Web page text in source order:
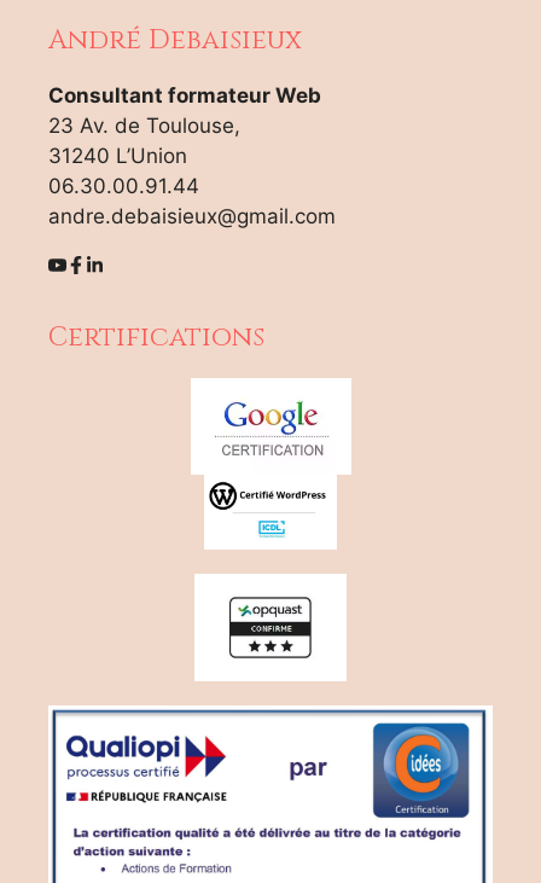
André Debaisieux
Consultant formateur Web
23 Av. de Toulouse,
31240 L’Union
06.30.00.91.44
andre.debaisieux@gmail.com
Certifications